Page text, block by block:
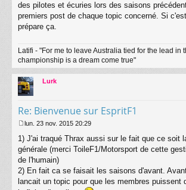
des pilotes et écuries lors des saisons
premiers post de chaque topic concerné. Si
prépare ça.
Latifi - "For me to leave Australia tied for the lead in
championship is a dream come true"
Lurk
Re: Bienvenue sur EspritF1
e
s
g
e
lun. 23 nov. 2015 20:29
1) J'ai traqué Thrax aussi sur le fait que ce soit
générale (merci ToileF1/Motorsport de cette
de l'humain)
2) En fait ca se faisait les saisons d'avant.
lancait un topic pour que les membres puissent